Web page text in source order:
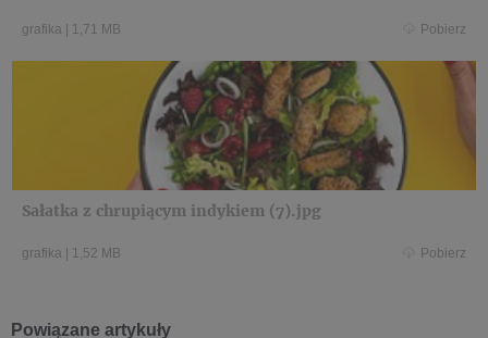
grafika 1,71 MB Pobierz
Sałatka z chrupiącym indykiem (7).jpg
grafika 1,52 MB Pobierz
Powiązane artykuły